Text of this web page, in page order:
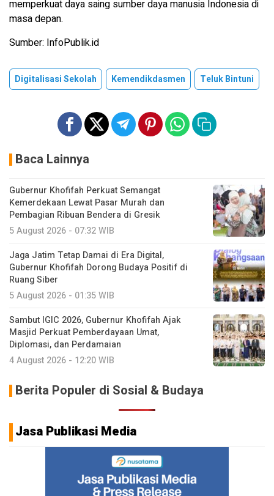
memperkuat daya saing sumber daya manusia Indonesia di
masa depan.
Sumber: InfoPublik.id
Digitalisasi Sekolah Kemendikdasmen Teluk Bintuni
Baca Lainnya
Gubernur Khofifah Perkuat Semangat
Kemerdekaan Lewat Pasar Murah dan
Pembagian Ribuan Bendera di Gresik
5 August 2026 - 07:32 WIB
Jaga Jatim Tetap Damai di Era Digital,
Gubernur Khofifah Dorong Budaya Positif di
Ruang Siber
5 August 2026 - 01:35 WIB
Sambut IGIC 2026, Gubernur Khofifah Ajak
Masjid Perkuat Pemberdayaan Umat,
Diplomasi, dan Perdamaian
4 August 2026 - 12:20 WIB
Berita Populer di Sosial & Budaya
Jasa Publikasi Media